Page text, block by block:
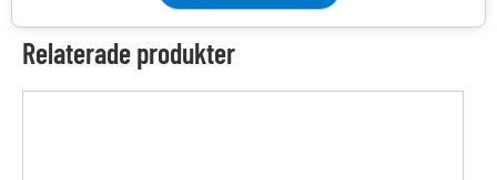
Relaterade produkter